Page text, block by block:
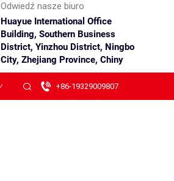
Odwiedź nasze biuro
Huayue International Office
Building, Southern Business
District, Yinzhou District, Ningbo
City, Zhejiang Province, Chiny
+86-19329009807